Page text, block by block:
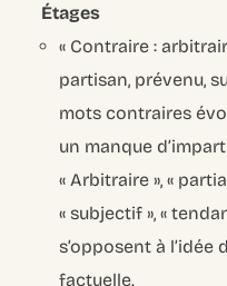
Étages
« Contraire :
partisan, prévenu,
mots contraires
un manque
« Arbitraire », «
« subjectif », «
s’opposent à l’idée
factuelle.